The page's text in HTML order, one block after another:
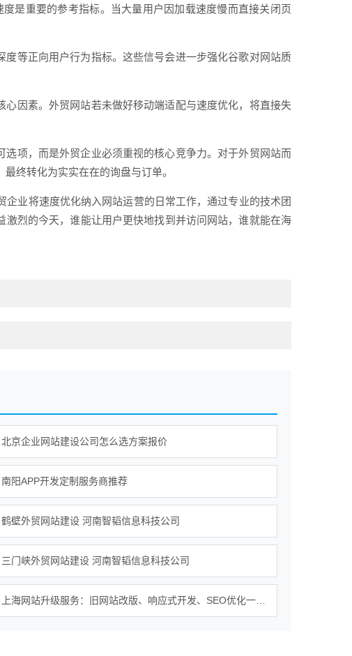
是重要的参考指标。当大量用户因加载速度慢而直接关闭页
等正向用户行为指标。这些信号会进一步强化谷歌对网站质
因素。外贸网站若未做好移动端适配与速度优化，将直接失
项，而是外贸企业必须重视的核心竞争力。对于外贸网站而
终转化为实实在在的询盘与订单。
业将速度优化纳入网站运营的日常工作，通过专业的技术团
烈的今天，谁能让用户更快地找到并访问网站，谁就能在海
北京企业网站建设公司怎么选方案报价
南阳APP开发定制服务商推荐
鹤壁外贸网站建设 河南智韬信息科技公司
三门峡外贸网站建设 河南智韬信息科技公司